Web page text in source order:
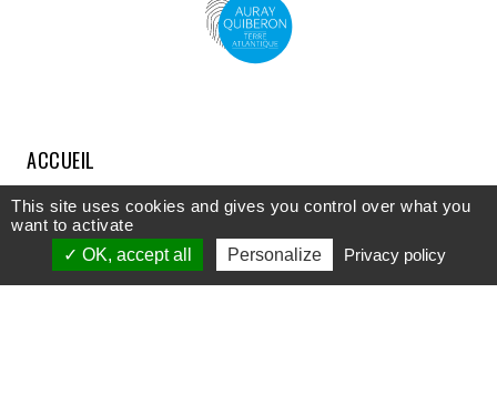
ACCUEIL
COMPRENDRE
DÉCOUVRIR
This site uses cookies and gives you control over what you
want to activate
OK, accept all
Personalize Privacy policy